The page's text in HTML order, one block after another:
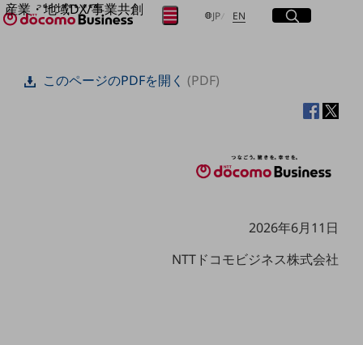
産業・地域DX/事業共創
OPEN HUB for Plural Futures
OPEN HUB for Plural Futuresとは
JP日本語
EN Englishサイト内検索
開く
メニュー
開く
フリーワードを入力して探す
フリーワードでNTTドコモビジネスの
検索する
このページのPDFを開く(PDF)
2026年6月11日
NTTドコモビジネス株式会社